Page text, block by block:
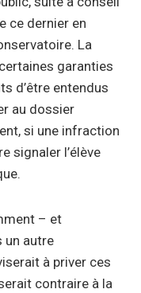
ce dernier en
La
garanties
d’être entendus
au dossier
si une infraction
signaler l’élève
– et
un autre
à priver ces
contraire à la